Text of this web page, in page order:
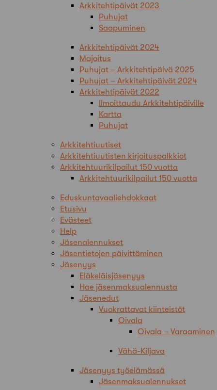
Arkkitehtipäivät 2023
Puhujat
Saapuminen
Arkkitehtipäivät 2024
Majoitus
Puhujat – Arkkitehtipäivä 2025
Puhujat – Arkkitehtipäivät 2024
Arkkitehtipäivät 2022
Ilmoittaudu Arkkitehtipäiville
Kartta
Puhujat
Arkkitehtiuutiset
Arkkitehtiuutisten kirjoituspalkkiot
Arkkitehtuurikilpailut 150 vuotta
Arkkitehtuurikilpailut 150 vuotta
Eduskuntavaaliehdokkaat
Etusivu
Evästeet
Help
Jäsenalennukset
Jäsentietojen päivittäminen
Jäsenyys
Eläkeläisjäsenyys
Hae jäsenmaksualennusta
Jäsenedut
Vuokrattavat kiinteistöt
Oivala
Oivala – Varaaminen
Vähä-Kiljava
Jäsenyys työelämässä
Jäsenmaksualennukset